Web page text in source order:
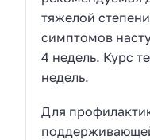
тяжелой
симптомов
4 недель. Курс
недель.
Для